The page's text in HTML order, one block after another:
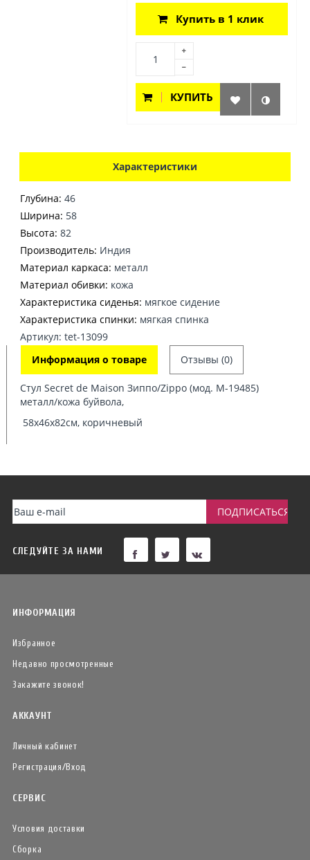
Купить в 1 клик
КУПИТЬ
Характеристики
Глубина: 46
Ширина: 58
Высота: 82
Производитель: Индия
Материал каркаса: металл
Материал обивки: кожа
Характеристика сиденья: мягкое сидение
Характеристика спинки: мягкая спинка
Артикул: tet-13099
Информация о товаре
Отзывы (0)
Стул Secret de Maison Зиппо/Zippo (мод. M-19485)
металл/кожа буйвола,
58х46х82см, коричневый
СЛЕДУЙТЕ ЗА НАМИ
ИНФОРМАЦИЯ
Избранное
Недавно просмотренные
Закажите звонок!
АККАУНТ
Личный кабинет
Регистрация/Вход
СЕРВИС
Условия доставки
Сборка